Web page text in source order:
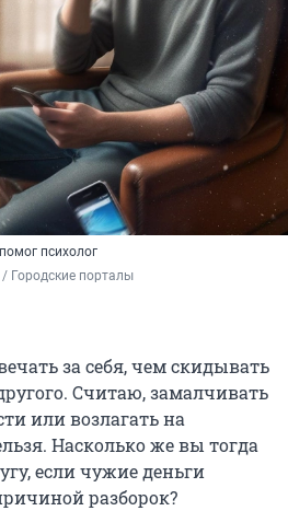
психолог
Городские порталы
за себя, чем скидывать
Считаю, замалчивать
или возлагать на
Насколько же вы тогда
если чужие деньги
разборок?